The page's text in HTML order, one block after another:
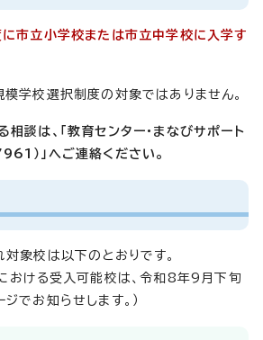
市立小学校または市立中学校に入学す
学校選択制度の対象ではありません。
談は、「教育センター・まなびサポート
）」へご連絡ください。
象校は以下のとおりです。
おける受入可能校は、令和8年9月下旬
でお知らせします。）